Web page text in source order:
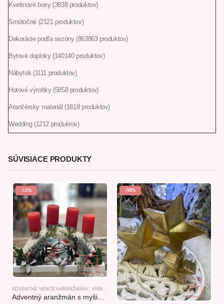
Kvetinové boxy 3838 produktov
Smútočné 2121 produktov
Dekorácie podľa sezóny 863863 produktov
Bytové doplnky 140140 produktov
Nábytok 1111 produktov
Hotové výrobky 5858 produktov
Aranžérsky materiál 1818 produktov
Wedding 1212 produktov
SÚVISIACE PRODUKTY
-13%
ADVENTNÉ VENCE A ARANŽMÁNY, VIANOČNÝ AKCIOVÝ TOVAR
Adventný aranžmán s myšiakmi červeno-zelený
-58%